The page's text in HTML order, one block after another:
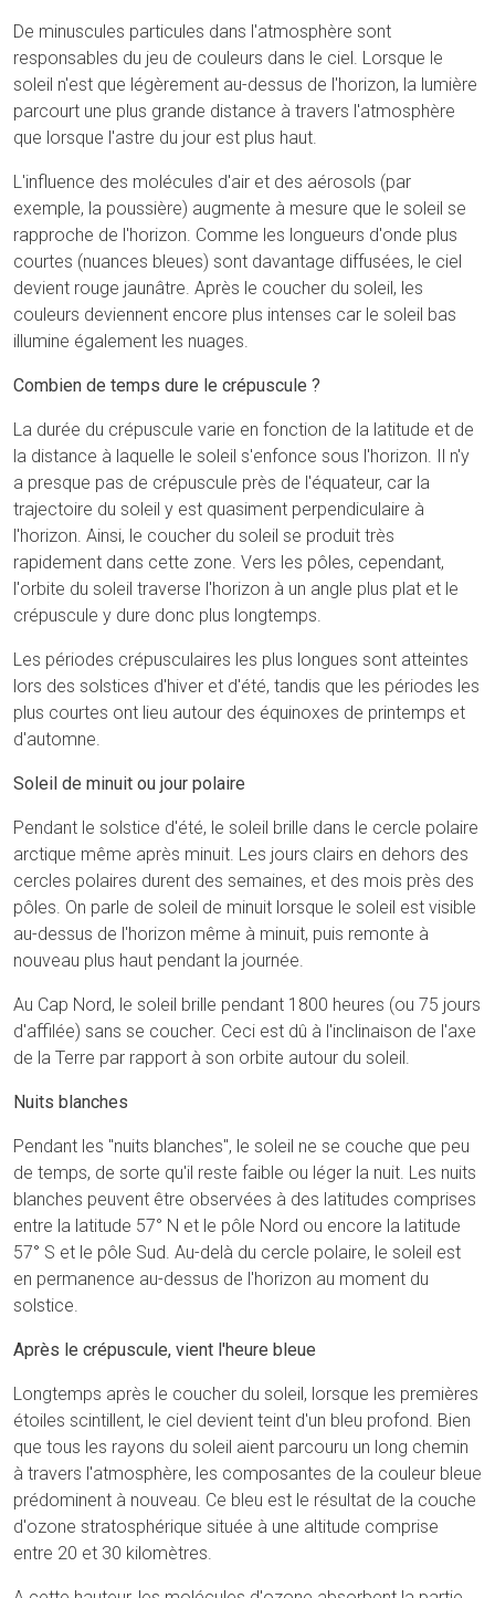
De minuscules particules dans l'atmosphère sont
responsables du jeu de couleurs dans le ciel. Lorsque le
soleil n'est que légèrement au-dessus de l'horizon, la lumière
parcourt une plus grande distance à travers l'atmosphère
que lorsque l'astre du jour est plus haut.
L'influence des molécules d'air et des aérosols (par
exemple, la poussière) augmente à mesure que le soleil se
rapproche de l'horizon. Comme les longueurs d'onde plus
courtes (nuances bleues) sont davantage diffusées, le ciel
devient rouge jaunâtre. Après le coucher du soleil, les
couleurs deviennent encore plus intenses car le soleil bas
illumine également les nuages.
Combien de temps dure le crépuscule ?
La durée du crépuscule varie en fonction de la latitude et de
la distance à laquelle le soleil s'enfonce sous l'horizon. Il n'y
a presque pas de crépuscule près de l'équateur, car la
trajectoire du soleil y est quasiment perpendiculaire à
l'horizon. Ainsi, le coucher du soleil se produit très
rapidement dans cette zone. Vers les pôles, cependant,
l'orbite du soleil traverse l'horizon à un angle plus plat et le
crépuscule y dure donc plus longtemps.
Les périodes crépusculaires les plus longues sont atteintes
lors des solstices d'hiver et d'été, tandis que les périodes les
plus courtes ont lieu autour des équinoxes de printemps et
d'automne.
Soleil de minuit ou jour polaire
Pendant le solstice d'été, le soleil brille dans le cercle polaire
arctique même après minuit. Les jours clairs en dehors des
cercles polaires durent des semaines, et des mois près des
pôles. On parle de soleil de minuit lorsque le soleil est visible
au-dessus de l'horizon même à minuit, puis remonte à
nouveau plus haut pendant la journée.
Au Cap Nord, le soleil brille pendant 1800 heures (ou 75 jours
d'affilée) sans se coucher. Ceci est dû à l'inclinaison de l'axe
de la Terre par rapport à son orbite autour du soleil.
Nuits blanches
Pendant les "nuits blanches", le soleil ne se couche que peu
de temps, de sorte qu'il reste faible ou léger la nuit. Les nuits
blanches peuvent être observées à des latitudes comprises
entre la latitude 57° N et le pôle Nord ou encore la latitude
57° S et le pôle Sud. Au-delà du cercle polaire, le soleil est
en permanence au-dessus de l'horizon au moment du
solstice.
Après le crépuscule, vient l'heure bleue
Longtemps après le coucher du soleil, lorsque les premières
étoiles scintillent, le ciel devient teint d'un bleu profond. Bien
que tous les rayons du soleil aient parcouru un long chemin
à travers l'atmosphère, les composantes de la couleur bleue
prédominent à nouveau. Ce bleu est le résultat de la couche
d'ozone stratosphérique située à une altitude comprise
entre 20 et 30 kilomètres.